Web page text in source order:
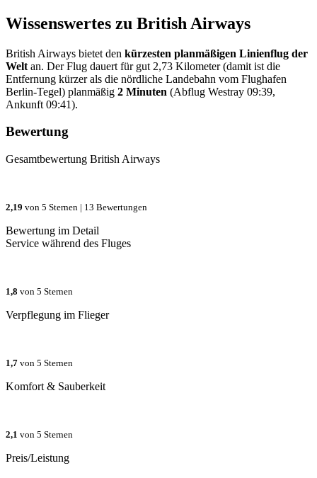
Wissenswertes zu British Airways
British Airways bietet den kürzesten planmäßigen Linienflug der
Welt an. Der Flug dauert für gut 2,73 Kilometer (damit ist die
Entfernung kürzer als die nördliche Landebahn vom Flughafen
Berlin-Tegel) planmäßig 2 Minuten (Abflug Westray 09:39,
Ankunft 09:41).
Bewertung
Gesamtbewertung British Airways
2,19 von 5 Sternen | 13 Bewertungen
Bewertung im Detail
Service während des Fluges
1,8 von 5 Sternen
Verpflegung im Flieger
1,7 von 5 Sternen
Komfort & Sauberkeit
2,1 von 5 Sternen
Preis/Leistung